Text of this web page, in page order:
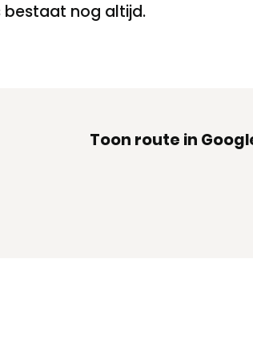
bestaat nog altijd.
Toon route in